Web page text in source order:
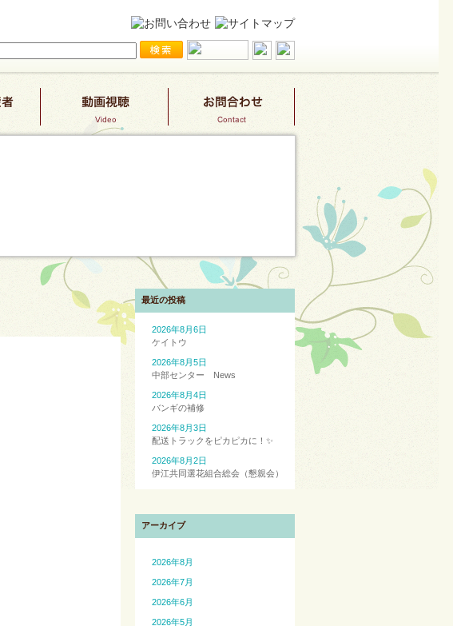
最近の投稿
2026年8月6日
ケイトウ
2026年8月5日
中部センター News
2026年8月4日
バンギの補修
2026年8月3日
配送トラックをピカピカに！✨
2026年8月2日
伊江共同選花組合総会（懇親会）
アーカイブ
2026年8月
2026年7月
2026年6月
2026年5月